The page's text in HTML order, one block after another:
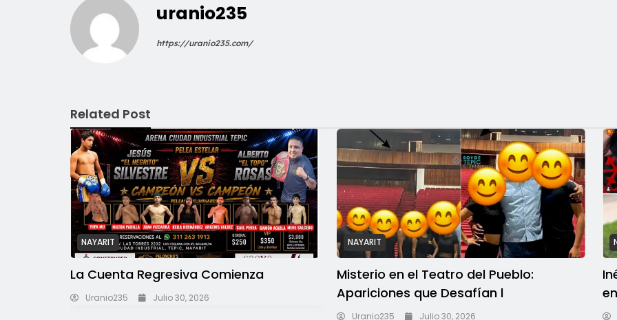
uranio235
https://uranio235.com/
Related Post
NAYARIT
La Cuenta Regresiva Comienza
Uranio235 Julio 30, 2026
NAYARIT
Misterio en el Teatro del Pueblo:
Apariciones que Desafían l
Uranio235 Julio 30, 2026